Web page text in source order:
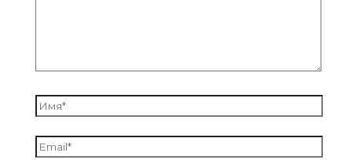
Имя*
Email*